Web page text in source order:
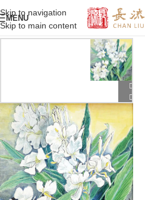
Skip to navigation
Skip to main content
MENU